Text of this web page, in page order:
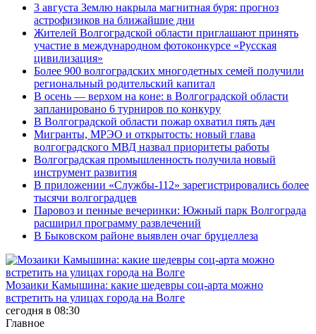
3 августа Землю накрыла магнитная буря: прогноз
астрофизиков на ближайшие дни
Жителей Волгоградской области приглашают принять
участие в международном фотоконкурсе «Русская
цивилизация»
Более 900 волгоградских многодетных семей получили
региональный родительский капитал
В осень — верхом на коне: в Волгоградской области
запланировано 6 турниров по конкуру
В Волгоградской области пожар охватил пять дач
Мигранты, МРЭО и открытость: новый глава
волгоградского МВД назвал приоритеты работы
Волгоградская промышленность получила новый
инструмент развития
В приложении «Службы-112» зарегистрировались более
тысячи волгоградцев
Паровоз и пенные вечеринки: Южный парк Волгограда
расширил программу развлечений
В Быковском районе выявлен очаг бруцеллеза
Мозаики Камышина: какие шедевры соц-арта можно
встретить на улицах города на Волге
сегодня в 08:30
Главное